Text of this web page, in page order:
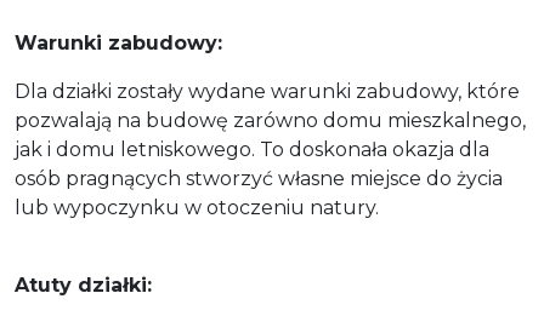
Warunki zabudowy:
Dla działki zostały wydane warunki zabudowy, które
pozwalają na budowę zarówno domu mieszkalnego,
jak i domu letniskowego. To doskonała okazja dla
osób pragnących stworzyć własne miejsce do życia
lub wypoczynku w otoczeniu natury.
Atuty działki: